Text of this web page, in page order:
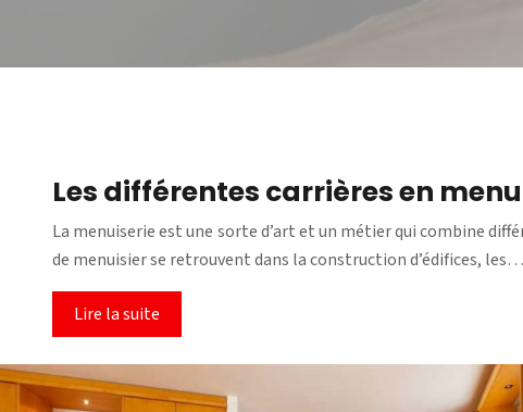
Les différentes carrières en
La menuiserie est une sorte d’art et un métier qui combine
de menuisier se retrouvent dans la construction d’édifices, les…
Lire la suite